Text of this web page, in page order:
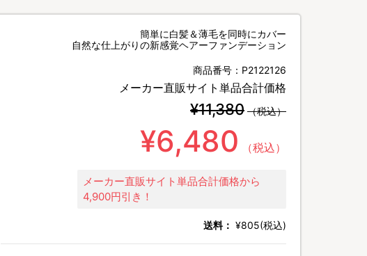
簡単に白髪＆薄毛を同時にカバー
自然な仕上がりの新感覚ヘアーファンデーション
商品番号： P2122126
メーカー直販サイト単品合計価格
¥11,380 （税込）
¥6,480 （税込）
メーカー直販サイト単品合計価格から
4,900円引き！
送料： ¥805(税込)